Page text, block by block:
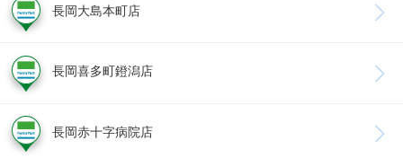
長岡大島本町店
長岡喜多町鐙潟店
長岡赤十字病院店